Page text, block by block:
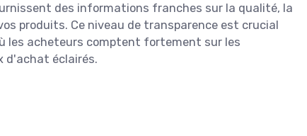
des informations franches sur la qualité, la
produits. Ce niveau de transparence est crucial
les acheteurs comptent fortement sur les
d'achat éclairés.